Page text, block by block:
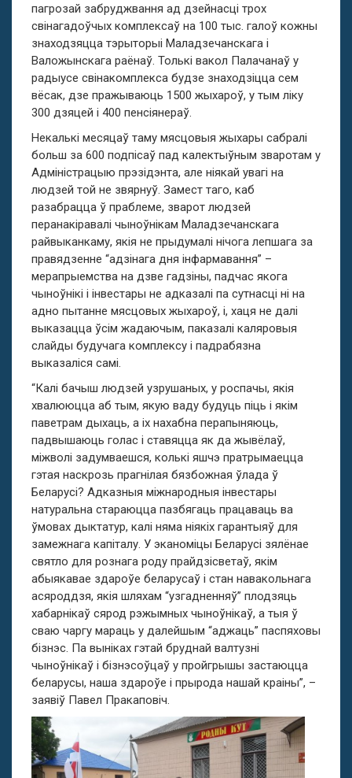
пагрозай забруджвання ад дзейнасці трох
свінагадоўчых комплексаў на 100 тыс. галоў кожны
знаходзяцца тэрыторыі Маладзечанскага і
Валожынскага раёнаў. Толькі вакол Палачанаў у
радыусе свінакомплекса будзе знаходзіцца сем
вёсак, дзе пражываюць 1500 жыхароў, у тым ліку
300 дзяцей і 400 пенсіянераў.
Некалькі месяцаў таму мясцовыя жыхары сабралі
больш за 600 подпісаў пад калектыўным зваротам у
Адміністрацыю прэзідэнта, але ніякай увагі на
людзей той не звярнуў. Замест таго, каб
разабрацца ў праблеме, зварот людзей
перанакіравалі чыноўнікам Маладзечанскага
райвыканкаму, якія не прыдумалі нічога лепшага за
правядзенне “адзінага дня інфармавання” –
мерапрыемства на дзве гадзіны, падчас якога
чыноўнікі і інвестары не адказалі па сутнасці ні на
адно пытанне мясцовых жыхароў, і, хаця не далі
выказацца ўсім жадаючым, паказалі каляровыя
слайды будучага комплексу і падрабязна
выказаліся самі.
“Калі бачыш людзей узрушаных, у роспачы, якія
хвалююцца аб тым, якую ваду будуць піць і якім
паветрам дыхаць, а іх нахабна перапыняюць,
падвышаюць голас і ставяцца як да жывёлаў,
міжволі задумваешся, колькі яшчэ пратрымаецца
гэтая наскрозь прагнілая бязбожная ўлада ў
Беларусі? Адказныя міжнародныя інвестары
натуральна стараюцца пазбягаць працаваць ва
ўмовах дыктатур, калі няма ніякіх гарантыяў для
замежнага капіталу. У эканоміцы Беларусі зялёнае
святло для рознага роду прайдзісветаў, якім
абыякавае здароўе беларусаў і стан навакольнага
асяроддзя, якія шляхам “узгадненняў” плодзяць
хабарнікаў сярод рэжымных чыноўнікаў, а тыя ў
сваю чаргу мараць у далейшым “аджаць” паспяховы
бізнэс. Па выніках гэтай бруднай валтузні
чыноўнікаў і бізнэсоўцаў у пройгрышы застаюцца
беларусы, наша здароўе і прырода нашай краіны”, –
заявіў Павел Пракаповіч.